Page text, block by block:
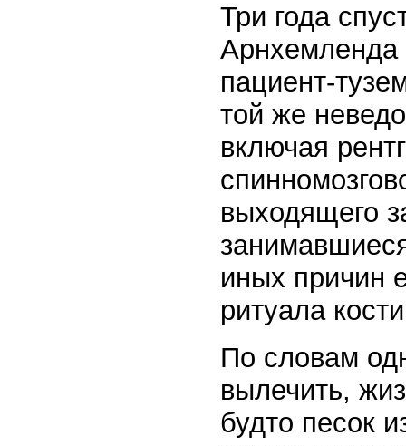
Три года
Арнхемленда
пациент-
той же
включая
выходящего
иных причин
ритуала
По словам
вылечить,
будто песок